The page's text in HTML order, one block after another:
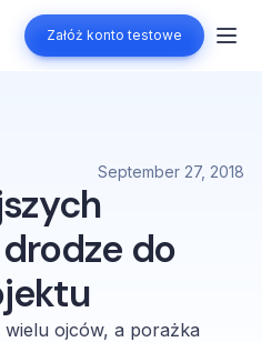
Załóż konto testowe
Załóż konto testowe
September 27, 2018
do
ojców, a porażka